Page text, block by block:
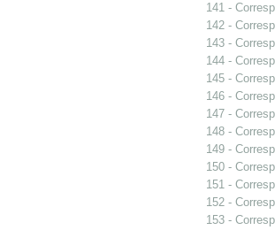
141 -
142 -
143 -
144 -
145 -
146 -
147 -
148 -
149 -
150 -
151 -
152 -
153 -